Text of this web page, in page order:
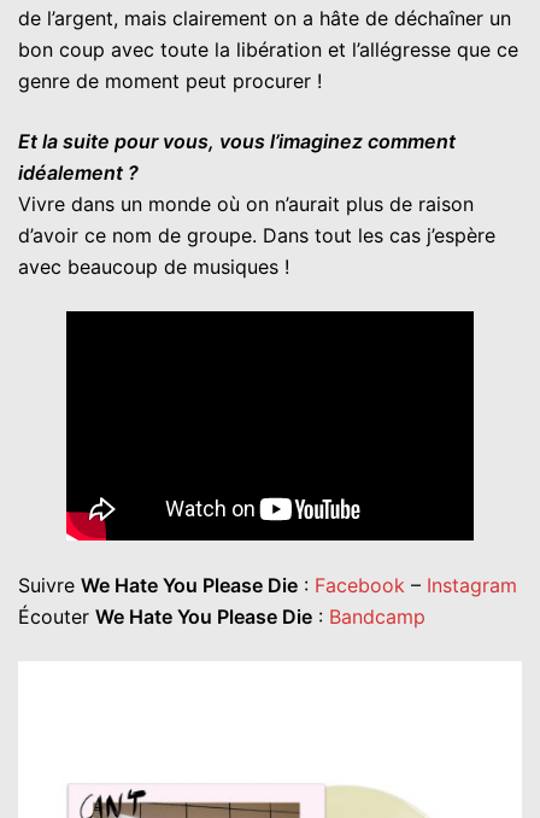
de l’argent, mais clairement on a hâte de déchaîner un
bon coup avec toute la libération et l’allégresse que ce
genre de moment peut procurer !
Et la suite pour vous, vous l’imaginez comment
idéalement ?
Vivre dans un monde où on n’aurait plus de raison
d’avoir ce nom de groupe. Dans tout les cas j’espère
avec beaucoup de musiques !
Suivre We Hate You Please Die : Facebook – Instagram
Écouter We Hate You Please Die : Bandcamp